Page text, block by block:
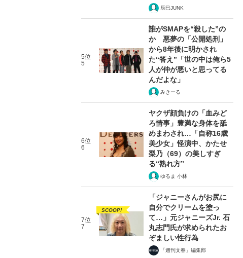
辰巳JUNK
5位
5
誰がSMAPを“殺した”の
か 悪夢の「公開処刑」
から8年後に明かされ
た“答え”「世の中は俺ら5
人が仲が悪いと思ってる
んだよな」
みきーる
6位
6
ヤクザ顔負けの「血みど
ろ情事」豊満な身体を舐
めまわされ…「自称16歳
美少女」怪演中、かたせ
梨乃（69）の美しすぎ
る“熟れ方”
ゆるま 小林
7位
7
SCOOP!
「ジャニーさんがお尻に
自分でクリームを塗っ
て…」元ジャニーズJr. 石
丸志門氏が求められたお
ぞましい性行為
「週刊文春」編集部